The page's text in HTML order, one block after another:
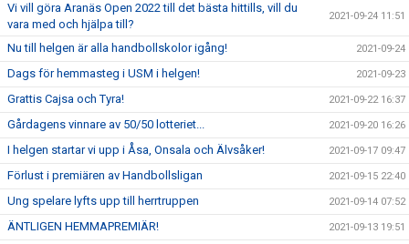
Vi vill göra Aranäs Open 2022 till det bästa hittills, vill du
vara med och hjälpa till?
2021-09-24 11:51
Nu till helgen är alla handbollskolor igång! 2021-09-24
Dags för hemmasteg i USM i helgen! 2021-09-23
Grattis Cajsa och Tyra! 2021-09-22 16:37
Gårdagens vinnare av 50/50 lotteriet... 2021-09-20 16:26
I helgen startar vi upp i Åsa, Onsala och Älvsåker! 2021-09-17 09:47
Förlust i premiären av Handbollsligan 2021-09-15 22:40
Ung spelare lyfts upp till herrtruppen 2021-09-14 07:52
ÄNTLIGEN HEMMAPREMIÄR! 2021-09-13 19:51